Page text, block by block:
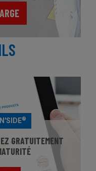
®
GRATUITEMENT